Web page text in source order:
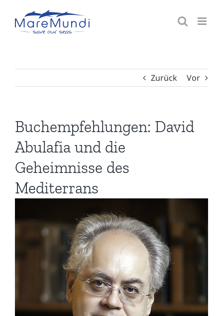
Inhalt
springen
Zurück Vor
Buchempfehlungen: David
Abulafia und die
Geheimnisse des
Mediterrans